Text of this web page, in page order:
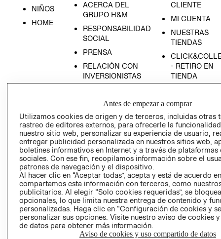
NIÑOS
HOME
ACERCA DEL
GRUPO H&M
RESPONSABILIDAD
SOCIAL
PRENSA
RELACIÓN CON
INVERSIONISTAS
EMPRESARIAL
CLIENTE
MI CUENTA
NUESTRAS
TIENDAS
- RETIRO EN
TIENDA
AVISO DE
PRIVACIDAD
GIFT CARD
AVISO DE
COOKIES
Uruguay ($U)
Antes de empezar a comprar
Utilizamos cookies de origen y de terceros, incluidas otras
rastreo de editores externos, para ofrecerle la
nuestro sitio web, personalizar su experiencia de usuario,
entregar publicidad personalizada en nuestros sitios web,
boletines informativos en Internet y a través de plataformas
sociales. Con ese fin, recopilamos información sobre el
patrones de navegación y el dispositivo.
Al hacer clic en “Aceptar todas”, acepta y está de acuerdo
compartamos esta información con terceros, como
publicitarios. Al elegir “Solo cookies requeridas”, se
opcionales, lo que limita nuestra entrega de contenido y
personalizadas. Haga clic en “Configuración de cookies y
personalizar sus opciones. Visite nuestro aviso de cookies
de datos para obtener más información.
Aviso de cookies y uso compartido de datos